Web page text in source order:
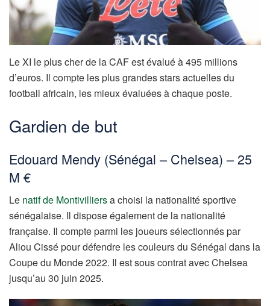
Le XI le plus cher de la CAF est évalué à 495 millions
d’euros. Il compte les plus grandes stars actuelles du
football africain, les mieux évaluées à chaque poste.
Gardien de but
Edouard Mendy (Sénégal – Chelsea) – 25
M €
Le natif de Montivilliersa choisi la nationalité sportive
sénégalaise. Il dispose également de la nationalité
française. Il compte parmi les joueurs sélectionnés par
Aliou Cissé pour défendre les couleurs du Sénégal dans la
Coupe du Monde 2022. Il est sous contrat avec Chelsea
jusqu’au 30 juin 2025.